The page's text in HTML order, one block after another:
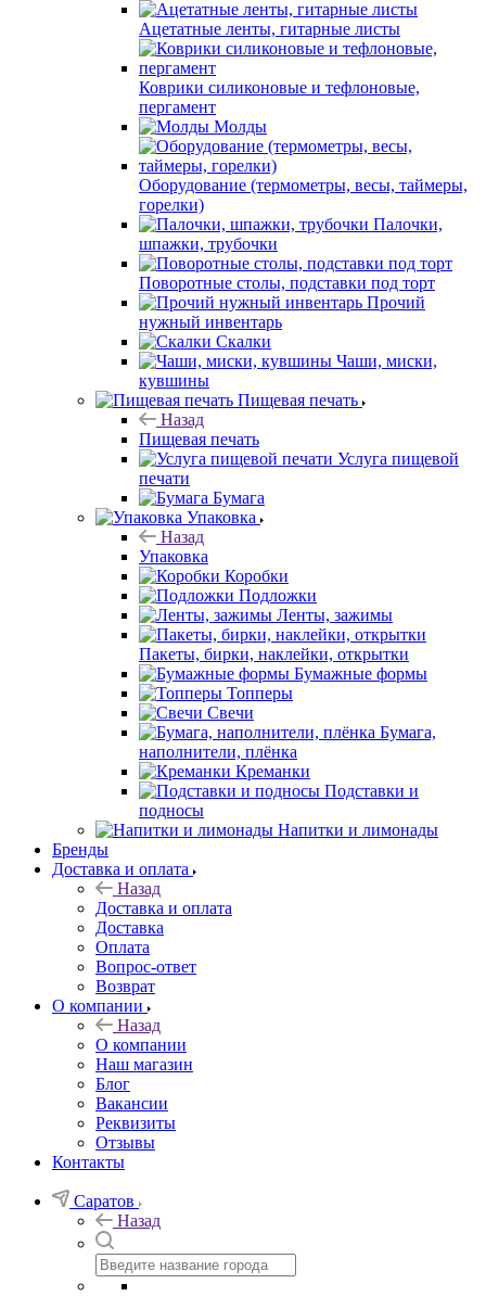
Ацетатные ленты, гитарные листы
Коврики силиконовые и тефлоновые,
пергамент
Молды
Оборудование (термометры, весы, таймеры,
горелки)
Палочки,
шпажки, трубочки
Поворотные столы, подставки под торт
Прочий
нужный инвентарь
Скалки
Чаши, миски,
кувшины
Пищевая печать
Назад
Пищевая печать
Услуга пищевой
печати
Бумага
Упаковка
Назад
Упаковка
Коробки
Подложки
Ленты, зажимы
Пакеты, бирки, наклейки, открытки
Бумажные формы
Топперы
Свечи
Бумага,
наполнители, плёнка
Креманки
Подставки и
подносы
Напитки и лимонады
Бренды
Доставка и оплата
Назад
Доставка и оплата
Доставка
Оплата
Вопрос-ответ
Возврат
О компании
Назад
О компании
Наш магазин
Блог
Вакансии
Реквизиты
Отзывы
Контакты
Саратов
Назад